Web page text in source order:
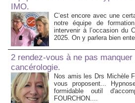
IMO.
C’est encore avec une
notre équipe de
intervenir à l’occasion du
2025. On y parlera bien
2 rendez-vous à ne pas
cancérologie.
Nos amis les Drs Michèle
vous proposent...
formidable outil
FOURCHON....